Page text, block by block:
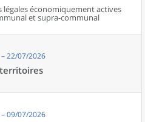
légales économiquement actives
et supra-communal
22/07/2026
09/07/2026